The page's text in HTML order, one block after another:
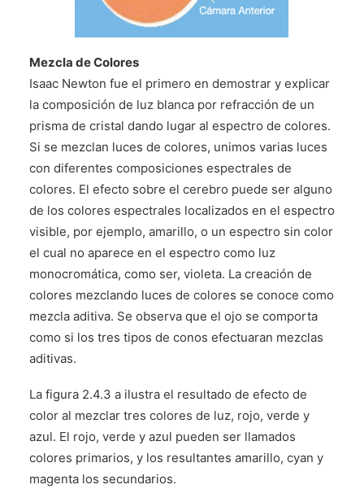
Mezcla de Colores
Isaac Newton fue el primero en demostrar y explicar
la composición de luz blanca por refracción de un
prisma de cristal dando lugar al espectro de colores.
Si se mezclan luces de colores, unimos varias luces
con diferentes composiciones espectrales de
colores. El efecto sobre el cerebro puede ser alguno
de los colores espectrales localizados en el espectro
visible, por ejemplo, amarillo, o un espectro sin color
el cual no aparece en el espectro como luz
monocromática, como ser, violeta. La creación de
colores mezclando luces de colores se conoce como
mezcla aditiva. Se observa que el ojo se comporta
como si los tres tipos de conos efectuaran mezclas
aditivas.
La figura 2.4.3 a ilustra el resultado de efecto de
color al mezclar tres colores de luz, rojo, verde y
azul. El rojo, verde y azul pueden ser llamados
colores primarios, y los resultantes amarillo, cyan y
magenta los secundarios.